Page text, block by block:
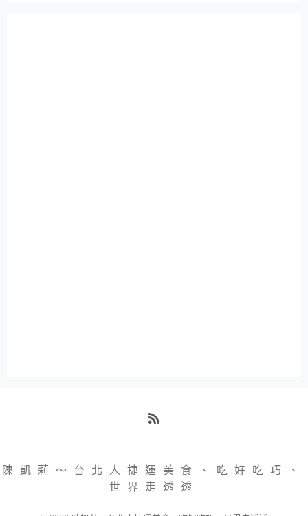
陳凱莉～台北人捷運美食、吃好吃巧、
世界走透透